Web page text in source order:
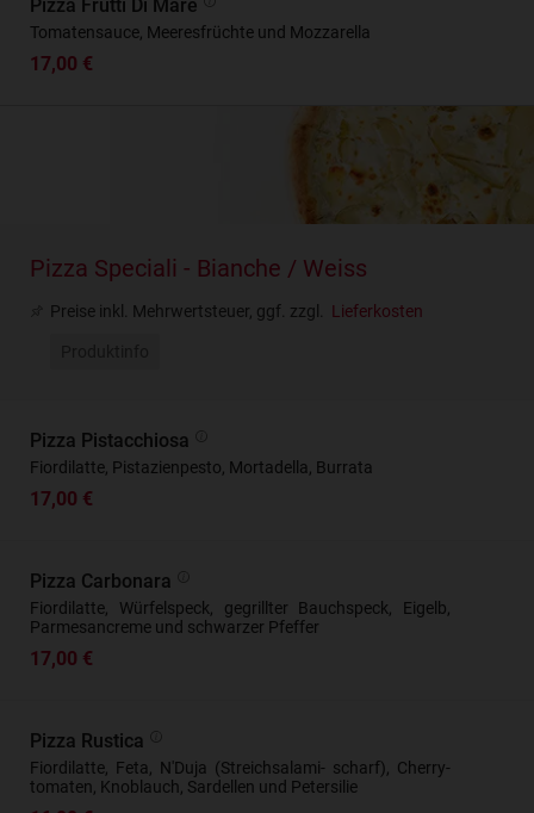
Pizza Frutti Di Mare
Tomatensauce, Meeresfrüchte und Mozzarella
17,00 €
Pizza Speciali - Bianche / Weiss
Preise inkl. Mehrwertsteuer, ggf. zzgl. Lieferkosten
Pizza Pistacchiosa
Fiordilatte, Pistazienpesto, Mortadella, Burrata
17,00 €
Pizza Carbonara
Fiordilatte, Würfelspeck, gegrillter Bauchspeck, Eigelb,
Parmesancreme und schwarzer Pfeffer
17,00 €
Pizza Rustica
Fiordilatte, Feta, N'Duja (Streichsalami- scharf), Cherry-
tomaten, Knoblauch, Sardellen und Petersilie